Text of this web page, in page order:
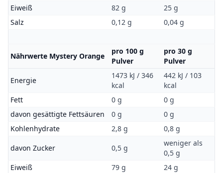
Eiweiß
82 g
25 g
Salz
0,12 g 0,04 g
Nährwerte Mystery Orange
pro 100 g
Pulver
pro 30 g
Pulver
Energie
1473 kJ / 346
kcal
442 kJ / 103
kcal
Fett
0 g
0 g
davon gesättigte Fettsäuren
0 g
0 g
Kohlenhydrate
2,8 g 0,8 g
davon Zucker 0,5 g
weniger als
0,5 g
Eiweiß
79 g
24 g